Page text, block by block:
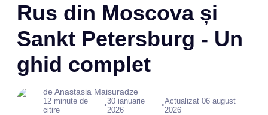
Rus din Moscova și
Sankt Petersburg - Un
ghid complet
de Anastasia Maisuradze
12 minute de
citire
•30 ianuarie
2026
•Actualizat 06 august
2026